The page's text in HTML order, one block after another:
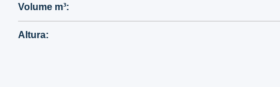
Volume m³:
Altura: